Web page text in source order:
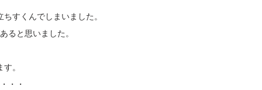
すくんでしまいました。
ると思いました。
。
・・